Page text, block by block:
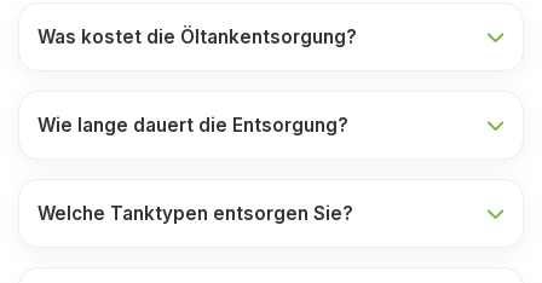
Was kostet die Öltankentsorgung?
Wie lange dauert die Entsorgung?
Welche Tanktypen entsorgen Sie?